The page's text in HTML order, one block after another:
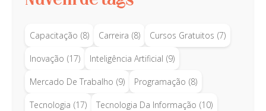
Capacitação (8) Carreira (8) Cursos Gratuitos (7)
Inovação (17) Inteligência Artificial (9)
Mercado De Trabalho (9) Programação (8)
Tecnologia (17) Tecnologia Da Informação (10)